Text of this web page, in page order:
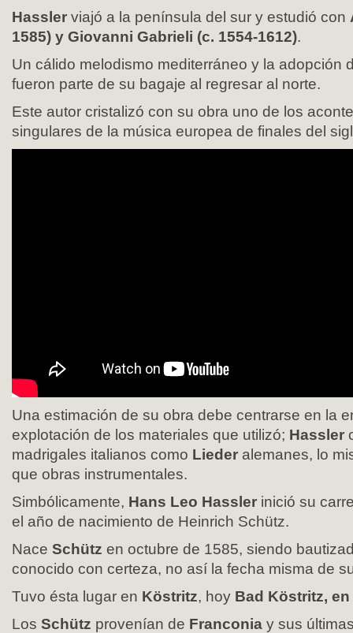
Hassler viajó a la península del sur y estudió con
1585) y Giovanni Gabrieli (c. 1554-1612).
Un cálido melodismo mediterráneo y la adopción
fueron parte de su bagaje al regresar al norte.
Este autor cristalizó con su obra uno de los
singulares de la música europea de finales del
Una estimación de su obra debe centrarse en la
explotación de los materiales que utilizó; Hassler
madrigales italianos como Lieder alemanes, lo
que obras instrumentales.
Simbólicamente, Hans Leo Hassler inició su
el año de nacimiento de Heinrich Schütz.
Nace Schütz en octubre de 1585, siendo
conocido con certeza, no así la fecha misma de
Tuvo ésta lugar en Köstritz, hoy Bad Köstritz,
Los Schütz provenían de Franconia y sus